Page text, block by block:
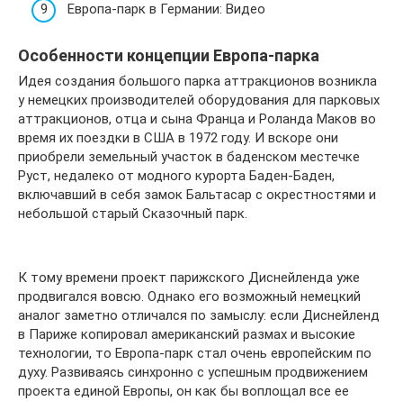
Европа-парк в Германии: Видео
Особенности концепции Европа-парка
Идея создания большого парка аттракционов возникла
у немецких производителей оборудования для парковых
аттракционов, отца и сына Франца и Роланда Маков во
время их поездки в США в 1972 году. И вскоре они
приобрели земельный участок в баденском местечке
Руст, недалеко от модного курорта Баден-Баден,
включавший в себя замок Бальтасар с окрестностями и
небольшой старый Сказочный парк.
К тому времени проект парижского Диснейленда уже
продвигался вовсю. Однако его возможный немецкий
аналог заметно отличался по замыслу: если Диснейленд
в Париже копировал американский размах и высокие
технологии, то Европа-парк стал очень европейским по
духу. Развиваясь синхронно с успешным продвижением
проекта единой Европы, он как бы воплощал все ее